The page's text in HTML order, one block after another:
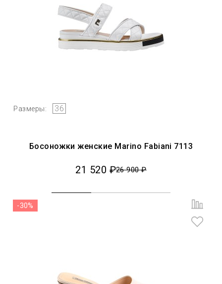
Размеры: 36
Босоножки женские Marino Fabiani 7113
21 520 ₽26 900 ₽
-30%